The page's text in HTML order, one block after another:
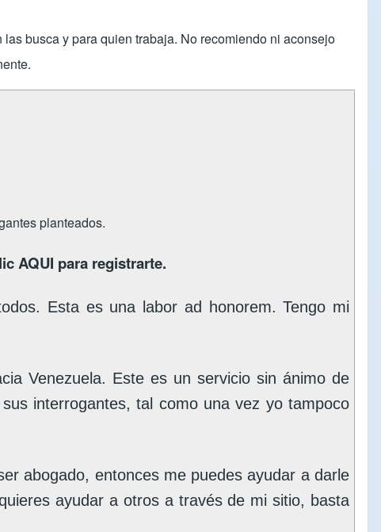
busca y para quien trabaja. No recomiendo ni aconsejo
planteados.
AQUI para registrarte.
Esta es una labor ad honorem. Tengo mi
Venezuela. Este es un servicio sin ánimo de
interrogantes, tal como una vez yo tampoco
abogado, entonces me puedes ayudar a darle
ayudar a otros a través de mi sitio, basta